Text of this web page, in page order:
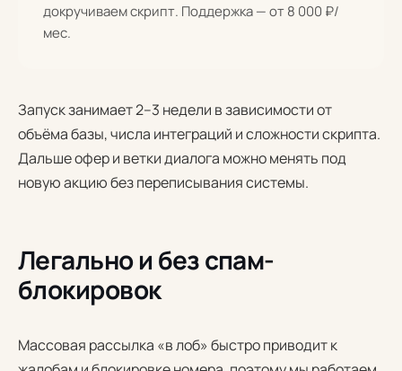
докручиваем скрипт. Поддержка — от 8 000 ₽/
мес.
Запуск занимает 2–3 недели в зависимости от
объёма базы, числа интеграций и сложности скрипта.
Дальше офер и ветки диалога можно менять под
новую акцию без переписывания системы.
Легально и без спам-
блокировок
Массовая рассылка «в лоб» быстро приводит к